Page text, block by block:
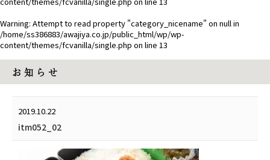
Warning: Attempt to read property "category_nicename" on null in
/home/ss386883/awajiya.co.jp/public_html/wp/wp-
content/themes/fcvanilla/single.php on line 13
お 知 ら せ
2019.10.22
itm052_02